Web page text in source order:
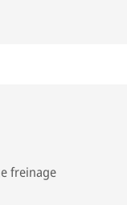
freinage